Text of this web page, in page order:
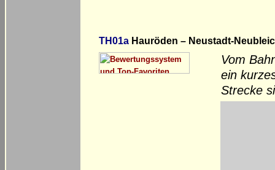
TH01a Hauröden – Neustadt-
Vom
ein
Strecke